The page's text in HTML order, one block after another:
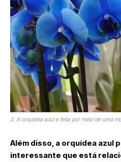
2. A orquídea azul e feita por meio de uma
Além disso, a orquídea azul
interessante que está